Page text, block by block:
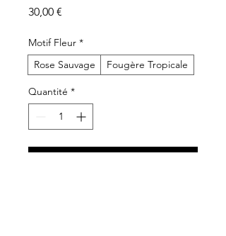
30,00 €
Motif Fleur *
Rose Sauvage
Fougère Tropicale
Quantité *